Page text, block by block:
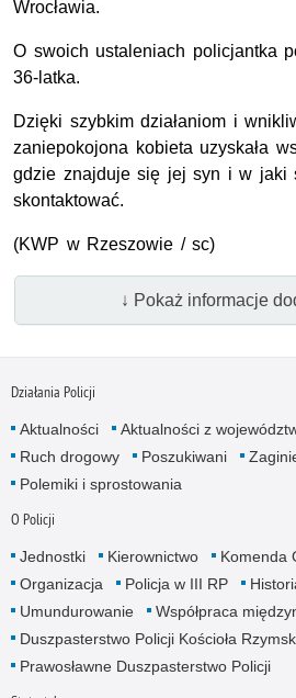
Wrocławia.
O swoich ustaleniach policjantka
36-latka.
Dzięki szybkim działaniom i
zaniepokojona kobieta uzyskała
gdzie znajduje się jej syn i w jaki
skontaktować.
(KWP w Rzeszowie / sc)
↓ Pokaż informacje
Działania Policji
Aktualności Aktualności z
Ruch drogowy
Poszukiwani
Polemiki i sprostowania
O Policji
Jednostki Kierownictwo
Komenda
Organizacja
Policja w III RP
Umundurowanie
Współpraca
Duszpasterstwo Policji Kościoła
Prawosławne Duszpasterstwo Policji